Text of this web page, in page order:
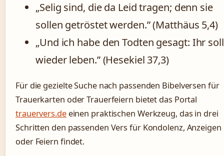
„Selig sind, die da Leid tragen; denn sie
sollen getröstet werden.” (Matthäus 5,4)
„Und ich habe den Todten gesagt: Ihr
wieder leben.” (Hesekiel 37,3)
Für die gezielte Suche nach passenden Bibelversen für
Trauerkarten oder Trauerfeiern bietet das Portal
trauervers.deeinen praktischen Werkzeug, das in drei
Schritten den passenden Vers für Kondolenz, Anzeigen
oder Feiern findet.